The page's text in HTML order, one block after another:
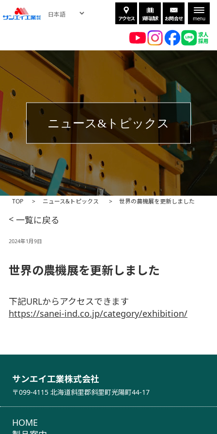
アクセス 資料請求 お問合せ menu
ニュース&トピックス
TOP ニュース&トピックス 世界の農機展を更新しました
< 一覧に戻る
2024年1月9日
世界の農機展を更新しました
下記URLからアクセスできます
https://sanei-ind.co.jp/category/exhibition/
サンエイ工業株式会社
〒099-4115 北海道斜里郡斜里町光陽町44-17
HOME